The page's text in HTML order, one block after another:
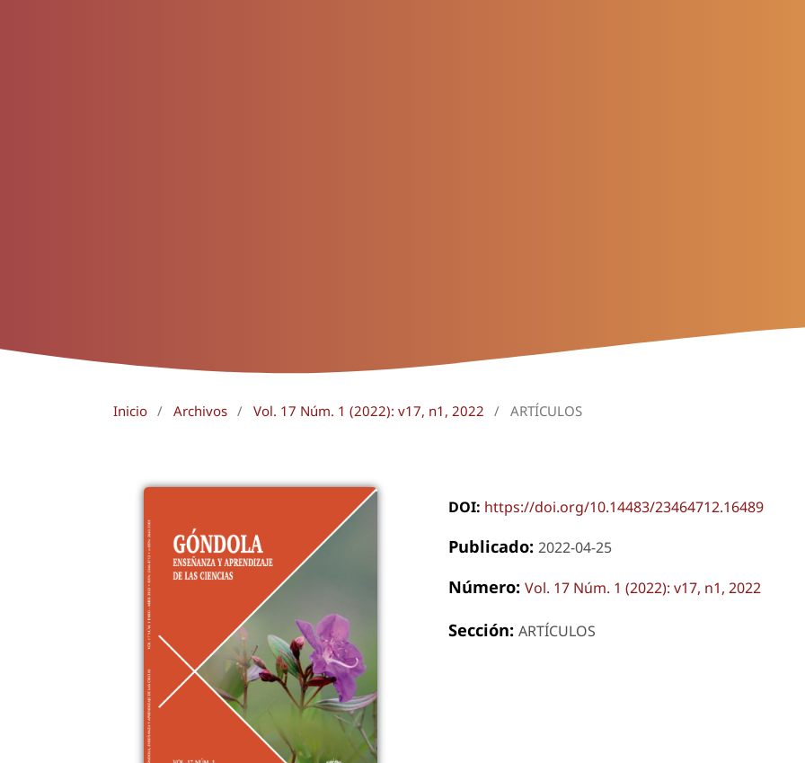
Inicio / Archivos / Vol. 17 Núm. 1 (2022): v17, n1, 2022 / ARTÍCULOS
DOI: https://doi.org/10.14483/23464712.16489
Publicado: 2022-04-25
Número: Vol. 17 Núm. 1 (2022): v17, n1, 2022
Sección: ARTÍCULOS